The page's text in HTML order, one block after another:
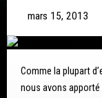
mars 15, 2013
Comme la plupart
nous avons